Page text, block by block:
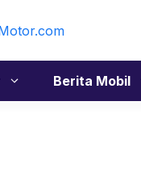
Berita Mobil